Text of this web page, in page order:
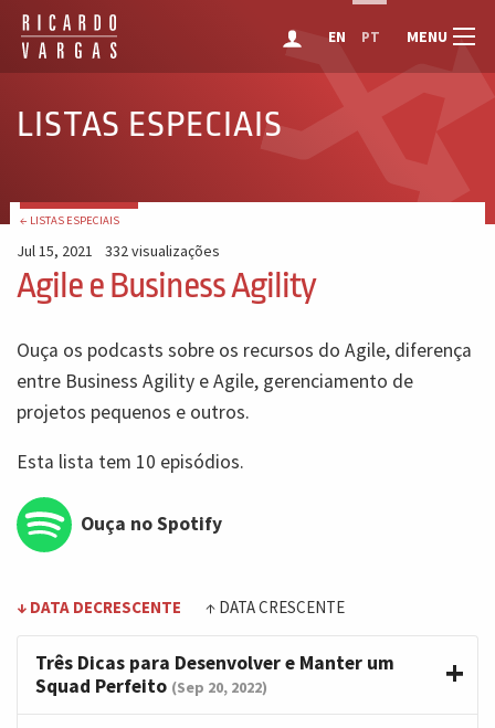
EN PT MENU
LISTAS ESPECIAIS
← LISTAS ESPECIAIS
Jul 15, 2021 332 visualizações
Agile e Business Agility
Ouça os podcasts sobre os recursos do Agile, diferença
entre Business Agility e Agile, gerenciamento de
projetos pequenos e outros.
Esta lista tem 10 episódios.
Ouça no Spotify
↓ DATA DECRESCENTE ↑ DATA CRESCENTE
Três Dicas para Desenvolver e Manter um
Squad Perfeito (Sep 20, 2022)